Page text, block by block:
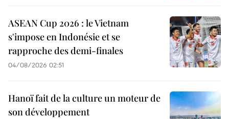
ASEAN Cup 2026 : le Vietnam
s'impose en Indonésie et se
rapproche des demi-finales
04/08/2026 02:51
Hanoï fait de la culture un moteur de
son développement